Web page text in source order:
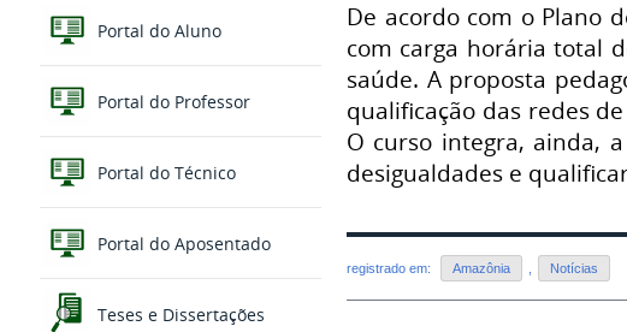
Portal do Aluno
Portal do Professor
Portal do Técnico
Portal do Aposentado
Teses e Dissertações
De acordo com o Plano
com carga horária total
saúde. A proposta
qualificação das redes
O curso integra, ainda,
desigualdades e
registrado em: Amazônia Notícias